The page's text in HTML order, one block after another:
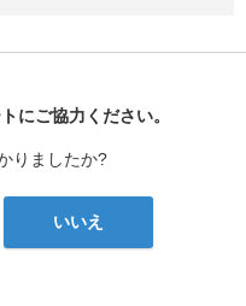
にご協力ください。
りましたか?
いいえ